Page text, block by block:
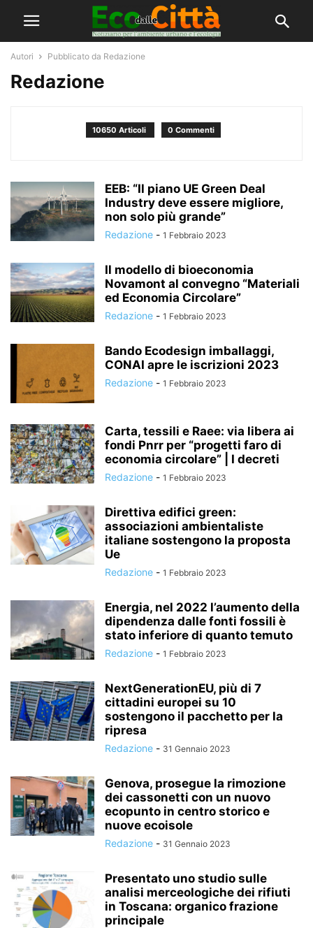
Autori Pubblicato da Redazione
Redazione
10650 Articoli 0 Commenti
EEB: “Il piano UE Green Deal
Industry deve essere migliore,
non solo più grande”
Redazione - 1 Febbraio 2023
Il modello di bioeconomia
Novamont al convegno “Materiali
ed Economia Circolare”
Redazione - 1 Febbraio 2023
Bando Ecodesign imballaggi,
CONAI apre le iscrizioni 2023
Redazione - 1 Febbraio 2023
Carta, tessili e Raee: via libera ai
fondi Pnrr per “progetti faro di
economia circolare” | I decreti
Redazione - 1 Febbraio 2023
Direttiva edifici green:
associazioni ambientaliste
italiane sostengono la proposta
Ue
Redazione - 1 Febbraio 2023
Energia, nel 2022 l’aumento della
dipendenza dalle fonti fossili è
stato inferiore di quanto temuto
Redazione - 1 Febbraio 2023
NextGenerationEU, più di 7
cittadini europei su 10
sostengono il pacchetto per la
ripresa
Redazione - 31 Gennaio 2023
Genova, prosegue la rimozione
dei cassonetti con un nuovo
ecopunto in centro storico e
nuove ecoisole
Redazione - 31 Gennaio 2023
Presentato uno studio sulle
analisi merceologiche dei rifiuti
in Toscana: organico frazione
principale